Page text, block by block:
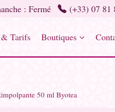
: Fermé (+33) 07 81
& Tarifs Boutiques
50 ml Byotea